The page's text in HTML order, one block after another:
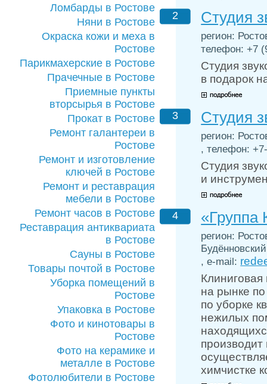
Ломбарды в Ростове
Няни в Ростове
Окраска кожи и меха в
Ростове
Парикмахерские в Ростове
Прачечные в Ростове
Приемные пункты
вторсырья в Ростове
Прокат в Ростове
Ремонт галантереи в
Ростове
Ремонт и изготовление
ключей в Ростове
Ремонт и реставрация
мебели в Ростове
Ремонт часов в Ростове
Реставрация антиквариата
в Ростове
Сауны в Ростове
Товары почтой в Ростове
Уборка помещений в
Ростове
Упаковка в Ростове
Фото и кинотовары в
Ростове
Фото на керамике и
металле в Ростове
Фотолюбители в Ростове
2 Студия
регион:
телефон: +7
Студия
в подарок
3 Студия
регион:
, телефон:
Студия
и
4
регион:
, e-mail:
на рынке
по уборке
нежилых
химчистке